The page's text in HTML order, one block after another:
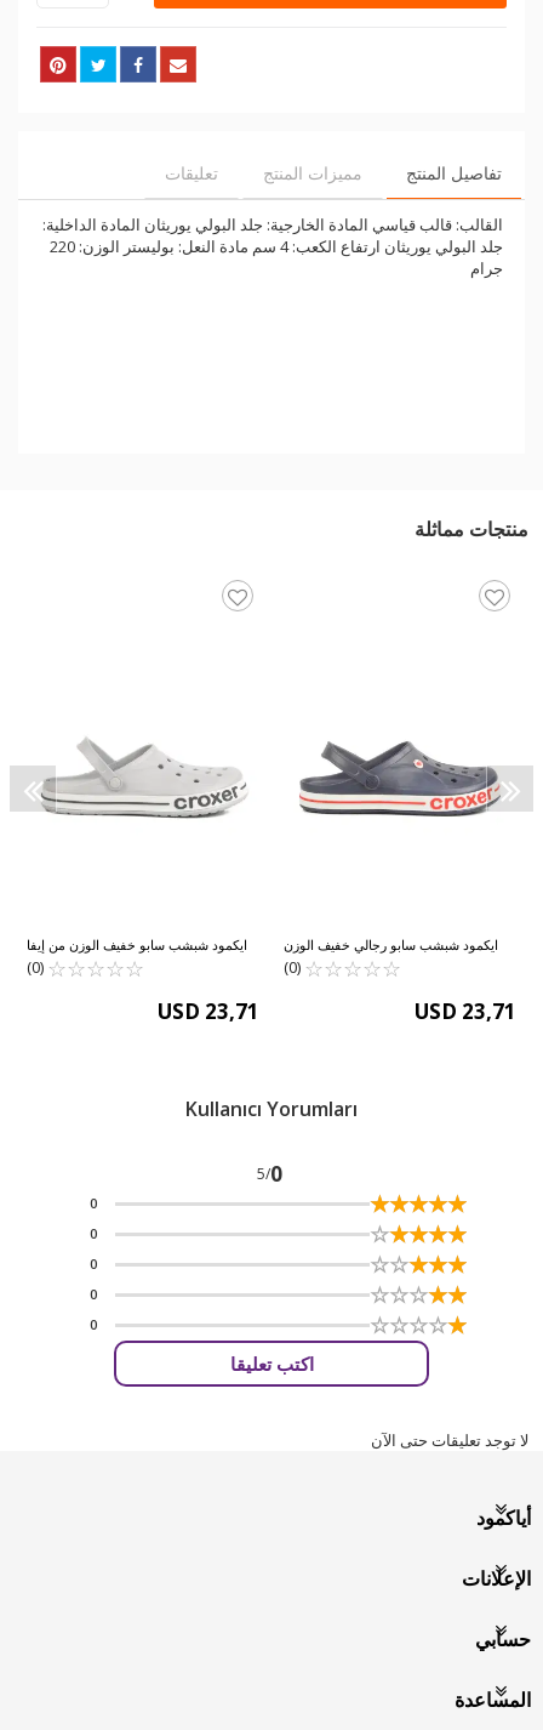
تفاصيل المنتج مميزات المنتج تعليقات
القالب: قالب قياسي المادة الخارجية: جلد البولي يوريثان المادة الداخلية:
جلد البولي يوريثان ارتفاع الكعب: 4 سم مادة النعل: بوليستر الوزن: 220
جرام
منتجات مماثلة
ايكمود شبشب سابو رجالي خفيف الوزن
من إيفا أزرق داكن، مقاس كبير، 217 م
☆
☆
☆
☆
☆ ★
★
★
★
★
(0)
USD 23,71
ايكمود شبشب سابو خفيف الوزن من إيفا
كبير الحجم للرجال 217 م
☆
☆
☆
☆
☆ ★
★
★
★
★
(0)
USD 23,71
Kullanıcı Yorumları
0
/5
☆
☆
☆
☆
☆ ★
★
★
★
★
0
☆
☆
☆
☆
☆ ★
★
★
★
★
0
☆
☆
☆
☆
☆ ★
★
★
★
★
0
☆
☆
☆
☆
☆ ★
★
★
★
★
0
☆
☆
☆
☆
☆ ★
★
★
★
★
0
اكتب تعليقا
لا توجد تعليقات حتى الآن
أياكمود
الإعلانات
حسابي
المساعدة